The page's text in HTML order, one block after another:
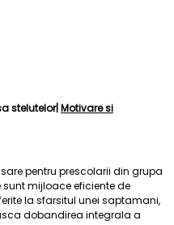
stelutelor| Motivare si
pentru prescolarii din grupa
mijloace eficiente de
la sfarsitul unei saptamani,
dobandirea integrala a